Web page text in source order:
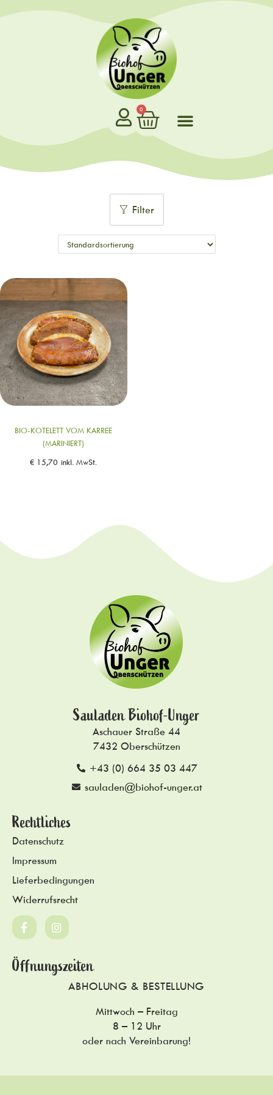
0
Filter
BIO-KOTELETT VOM KARREE
(MARINIERT)
€ 15,70 inkl. MwSt.
Sauladen Biohof-Unger
Aschauer Straße 44
7432 Oberschützen
+43 (0) 664 35 03 447
sauladen@biohof-unger.at
Rechtliches
Datenschutz
Impressum
Lieferbedingungen
Widerrufsrecht
Öffnungszeiten
ABHOLUNG & BESTELLUNG
Mittwoch – Freitag
8 – 12 Uhr
oder nach Vereinbarung!